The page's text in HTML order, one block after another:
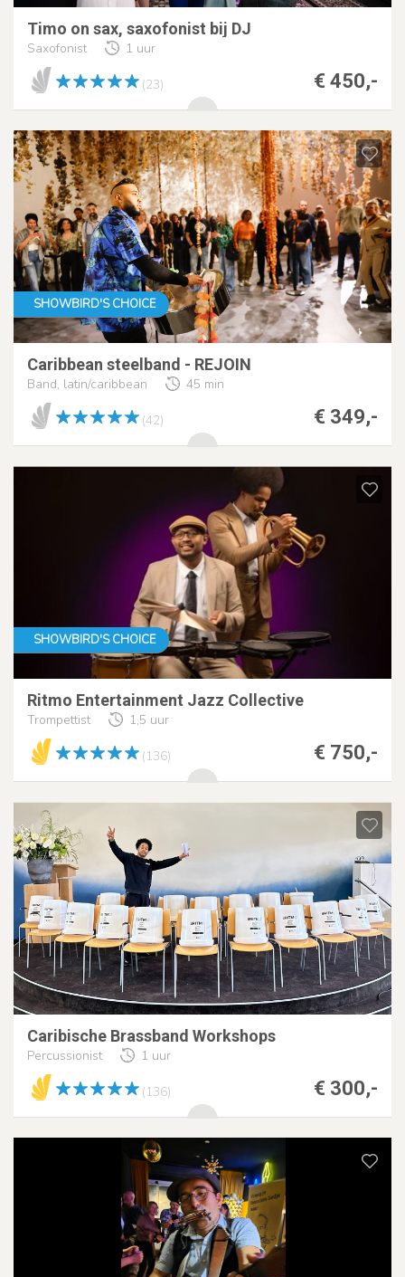
Timo on sax, saxofonist bij DJ
Saxofonist 1 uur
€ 450,-
(23)
SHOWBIRD'S CHOICE
Caribbean steelband - REJOIN
Band, latin/caribbean 45 min
€ 349,-
(42)
SHOWBIRD'S CHOICE
Ritmo Entertainment Jazz Collective
Trompettist 1,5 uur
€ 750,-
(136)
Caribische Brassband Workshops
Percussionist 1 uur
€ 300,-
(136)